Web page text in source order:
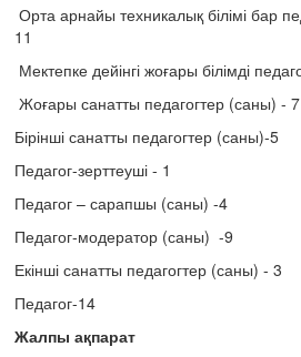
Орта арнайы техникалық білімі бар
11
Мектепке дейінгі жоғары білімді
Жоғары санатты педагогтер (саны) - 7
Бірінші санатты педагогтер (саны)-5
Педагог-зерттеуші - 1
Педагог – сарапшы (саны) -4
Педагог-модератор (саны) -9
Екінші санатты педагогтер (саны) - 3
Педагог-14
Жалпы ақпарат